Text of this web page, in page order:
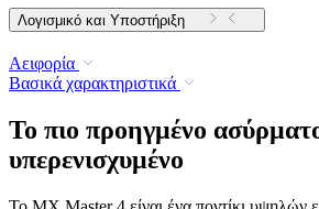
Λογισμικό και Υποστήριξη
Αειφορία
Βασικά χαρακτηριστικά
Το πιο προηγμένο
υπερενισχυμένο